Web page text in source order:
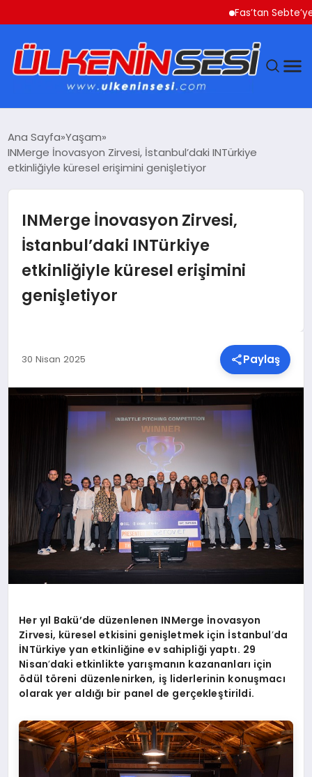
Fas’tan Sebte’ye
EKONOMI
MAGAZIN
SAĞLIK
SIYASET
MALATYA HABERLERI
Ana Sayfa Yaşam
INMerge İnovasyon Zirvesi, İstanbul’daki INTürkiye
etkinliğiyle küresel erişimini genişletiyor
INMerge İnovasyon Zirvesi,
İstanbul’daki INTürkiye
etkinliğiyle küresel erişimini
genişletiyor
30 Nisan 2025 Paylaş
Her yıl Bakü’de düzenlenen INMerge İnovasyon
Zirvesi, küresel etkisini genişletmek için İstanbul’da
İNTürkiye yan etkinliğine ev sahipliği yaptı. 29
Nisan’daki etkinlikte yarışmanın kazananları için
ödül töreni düzenlenirken, iş liderlerinin konuşmacı
olarak yer aldığı bir panel de gerçekleştirildi.